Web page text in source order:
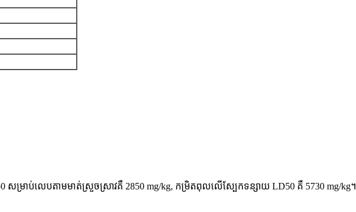
សម្រាប់​លេប​តាម​មាត់ស្រួចស្រាវ​គឺ 2850 mg/kg, កម្រិត​ពុល​លើ​ស្បែក​ទន្សាយ LD50 គឺ 5730 mg/kg។